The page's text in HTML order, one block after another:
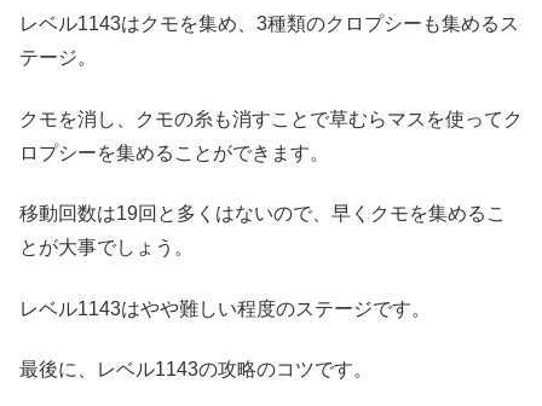
レベル1143はクモを集め、3種類のクロプシーも集めるス
テージ。
クモを消し、クモの糸も消すことで草むらマスを使ってク
ロプシーを集めることができます。
移動回数は19回と多くはないので、早くクモを集めるこ
とが大事でしょう。
レベル1143はやや難しい程度のステージです。
最後に、レベル1143の攻略のコツです。